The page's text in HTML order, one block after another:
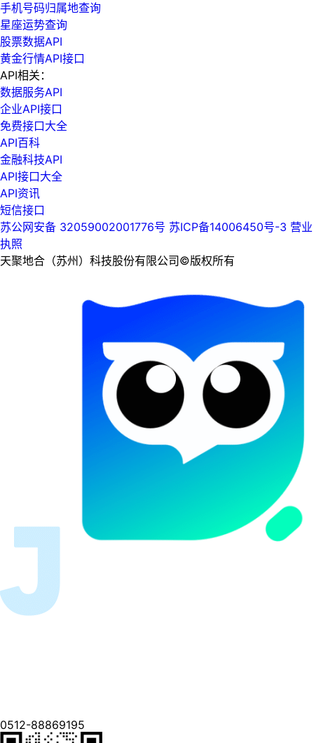
手机号码归属地查询
星座运势查询
股票数据API
黄金行情API接口
API相关：
数据服务API
企业API接口
免费接口大全
API百科
金融科技API
API接口大全
API资讯
短信接口
苏公网安备 32059002001776号 苏ICP备14006450号-3 营业
执照
天聚地合（苏州）科技股份有限公司©版权所有
0512-88869195